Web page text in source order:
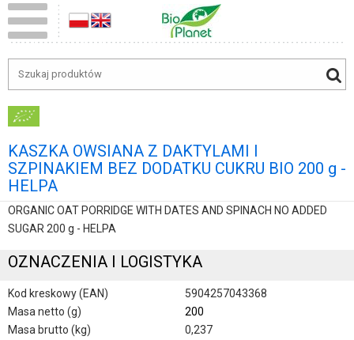
KASZKA OWSIANA Z DAKTYLAMI I
SZPINAKIEM BEZ DODATKU CUKRU BIO 200 g -
HELPA
ORGANIC OAT PORRIDGE WITH DATES AND SPINACH NO ADDED
SUGAR 200 g - HELPA
OZNACZENIA I LOGISTYKA
Kod kreskowy (EAN)
5904257043368
Masa netto (g)
200
Masa brutto (kg)
0,237